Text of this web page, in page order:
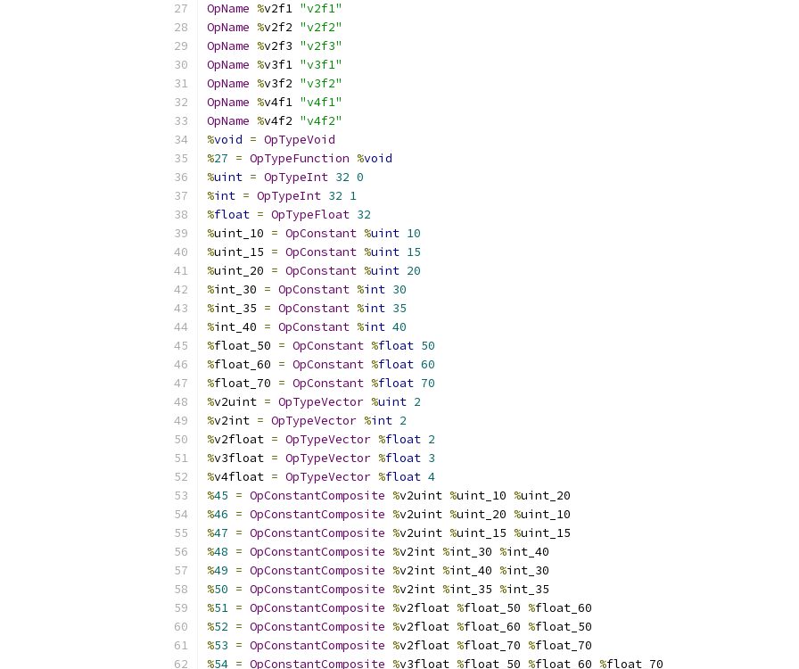
OpName %v2f1 "v2f1"
OpName %v2f2 "v2f2"
OpName %v2f3 "v2f3"
OpName %v3f1 "v3f1"
OpName %v3f2 "v3f2"
OpName %v4f1 "v4f1"
OpName %v4f2 "v4f2"
%void = OpTypeVoid
%27 = OpTypeFunction %void
%uint = OpTypeInt 32 0
%int = OpTypeInt 32 1
%float = OpTypeFloat 32
%uint_10 = OpConstant %uint 10
%uint_15 = OpConstant %uint 15
%uint_20 = OpConstant %uint 20
%int_30 = OpConstant %int 30
%int_35 = OpConstant %int 35
%int_40 = OpConstant %int 40
%float_50 = OpConstant %float 50
%float_60 = OpConstant %float 60
%float_70 = OpConstant %float 70
%v2uint = OpTypeVector %uint 2
%v2int = OpTypeVector %int 2
%v2float = OpTypeVector %float 2
%v3float = OpTypeVector %float 3
%v4float = OpTypeVector %float 4
%45 = OpConstantComposite %v2uint %uint_10 %uint_20
%46 = OpConstantComposite %v2uint %uint_20 %uint_10
%47 = OpConstantComposite %v2uint %uint_15 %uint_15
%48 = OpConstantComposite %v2int %int_30 %int_40
%49 = OpConstantComposite %v2int %int_40 %int_30
%50 = OpConstantComposite %v2int %int_35 %int_35
%51 = OpConstantComposite %v2float %float_50 %float_60
%52 = OpConstantComposite %v2float %float_60 %float_50
%53 = OpConstantComposite %v2float %float_70 %float_70
%54 = OpConstantComposite %v3float %float_50 %float_60 %float_70